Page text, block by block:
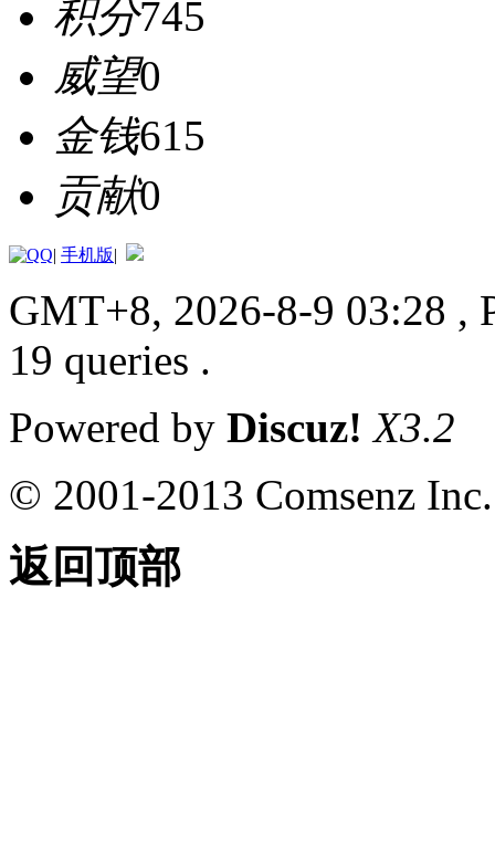
积分745
威望0
金钱615
贡献0
| 手机版|
GMT+8, 2026-8-9 03:28 ,
19 queries .
Powered by Discuz! X3.2
© 2001-2013 Comsenz Inc.
返回顶部